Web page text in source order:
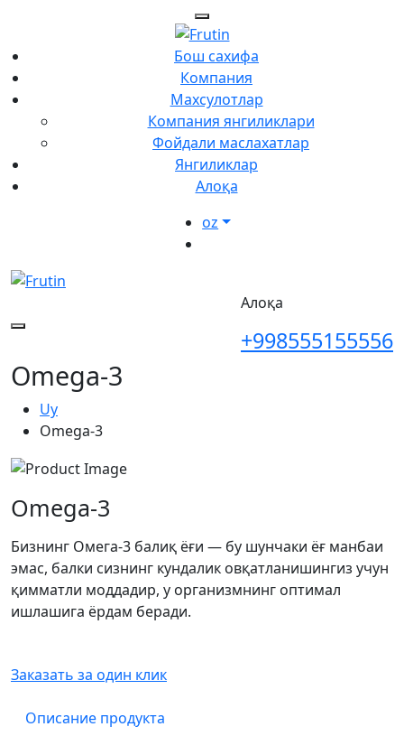
Бош сахифа
Компания
Махсулотлар
Компания янгиликлари
Фойдали маслахатлар
Янгиликлар
Алоқа
oz
Алоқа
+998555155556
Omega-3
Uy
Omega-3
Omega-3
Бизнинг Омега-3 балиқ ёғи — бу шунчаки ёғ манбаи
эмас, балки сизнинг кундалик овқатланишингиз учун
қимматли моддадир, у организмнинг оптимал
ишлашига ёрдам беради.
Заказать за один клик
Описание продукта